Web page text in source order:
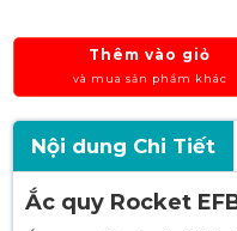
Thêm vào giỏ
và mua sản phẩm khác
Nội dung Chi Tiết
Ắc quy Rocket